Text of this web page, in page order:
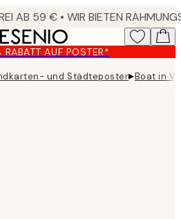
AUF POSTER*
und Städteposter▸Boat in